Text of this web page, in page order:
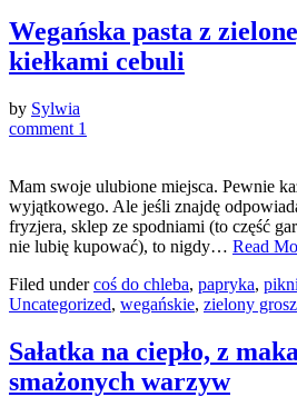
Wegańska pasta z
kiełkami cebuli
by Sylwia
comment 1
Mam swoje ulubione miejsca. Pewnie
wyjątkowego. Ale jeśli znajdę
fryzjera, sklep ze spodniami (to część
nie lubię kupować), to nigdy… Read
Filed undercoś do chleba, papryka,
Uncategorized, wegańskie, zielony
Sałatka na ciepło, z
smażonych warzyw